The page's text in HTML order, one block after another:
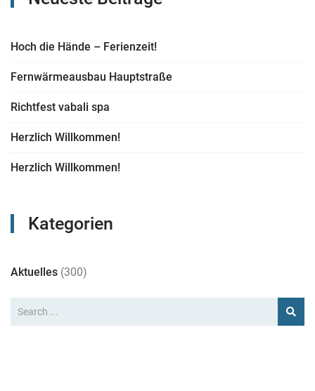
Hoch die Hände – Ferienzeit!
Fernwärmeausbau Hauptstraße
Richtfest vabali spa
Herzlich Willkommen!
Herzlich Willkommen!
Kategorien
Aktuelles (300)